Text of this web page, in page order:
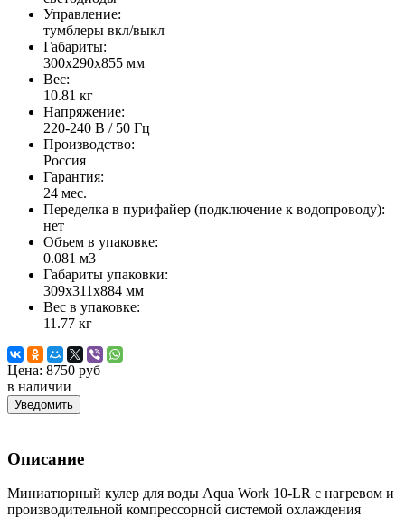
Управление:
тумблеры вкл/выкл
Габариты:
300x290x855 мм
Вес:
10.81 кг
Напряжение:
220-240 В / 50 Гц
Производство:
Россия
Гарантия:
24 мес.
Переделка в пурифайер (подключение к водопроводу):
нет
Объем в упаковке:
0.081 м3
Габариты упаковки:
309х311х884 мм
Вес в упаковке:
11.77 кг
Цена: 8750 руб
в наличии
Уведомить
Описание
Миниатюрный кулер для воды Aqua Work 10-LR с нагревом и
производительной компрессорной системой охлаждения